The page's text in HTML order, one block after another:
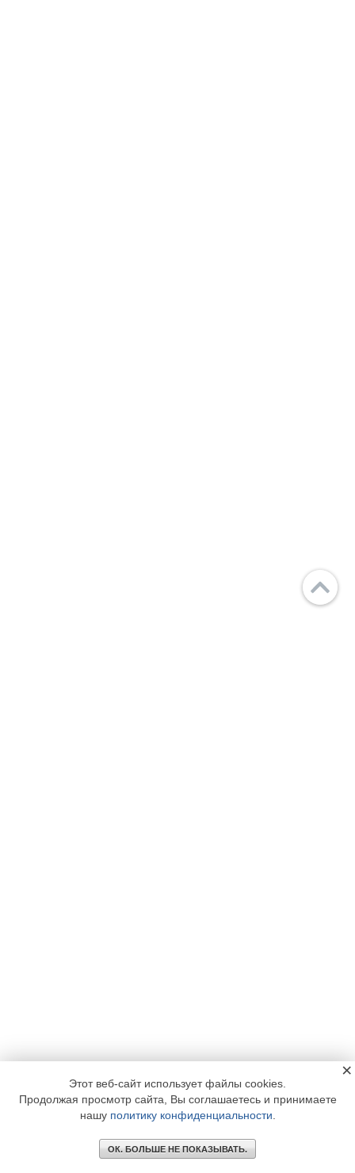
Этот веб-сайт использует файлы cookies.
Продолжая просмотр сайта, Вы соглашаетесь и принимаете
нашу политику конфиденциальности
ОК. БОЛЬШЕ НЕ ПОКАЗЫВАТЬ.
×